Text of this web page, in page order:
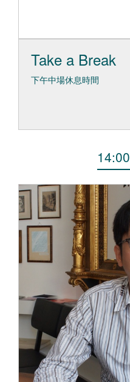
Take a Break
下午中場休息時間
14:00